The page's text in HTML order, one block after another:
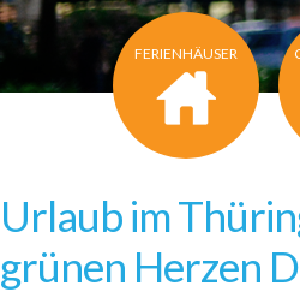
FERIENHÄUSER
Urlaub im
grünen Herzen